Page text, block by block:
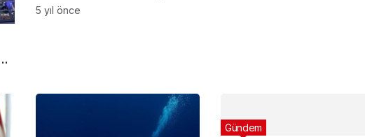
hava durumu…
5 yıl önce
Gündem